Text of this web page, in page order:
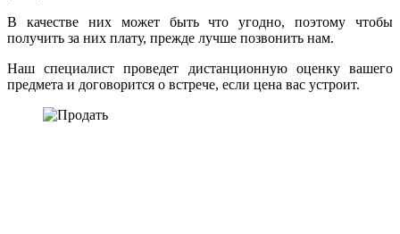
В качестве них может быть что угодно, поэтому чтобы
получить за них плату, прежде лучше позвонить нам.
Наш специалист проведет дистанционную оценку вашего
предмета и договорится о встрече, если цена вас устроит.